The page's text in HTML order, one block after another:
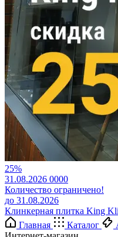
25%
31.08.2026 0000
Количество ограничено!
до 31.08.2026
Клинкерная плитка King
Главная
Каталог